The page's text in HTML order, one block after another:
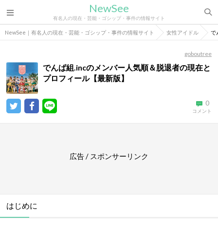
NewSee
有名人の現在・芸能・ゴシップ・事件の情報サイト
NewSee｜有名人の現在・芸能・ゴシップ・事件の情報サイト 女性アイドル で
goboutree
でんぱ組.incのメンバー人気順＆脱退者の現在と
プロフィール【最新版】
0
コメント
広告 / スポンサーリンク
はじめに